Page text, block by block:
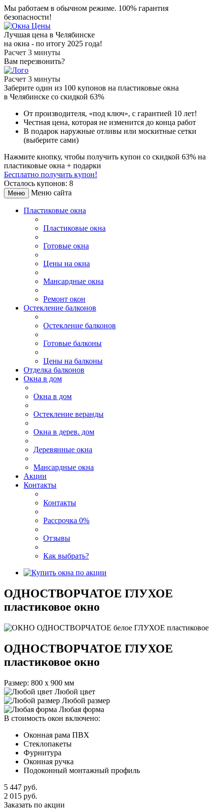
Мы работаем в обычном режиме. 100% гарантия
безопасности!
Лучшая цена в Челябинске
на окна - по итогу 2025 года!
Расчет 3 минуты
Вам перезвонить?
Расчет 3 минуты
Заберите один из 100 купонов на пластиковые окна
в Челябинске со скидкой 63%
От производителя, «под ключ», с гарантией 10 лет!
Честная цена, которая не изменится до конца работ
В подарок наружные отливы или москитные сетки
(выберите сами)
Нажмите кнопку, чтобы получить купон со скидкой 63% на
пластиковые окна + подарки
Бесплатно получить купон!
Осталось купонов: 8
Меню Меню сайта
Пластиковые окна
Пластиковые окна
Готовые окна
Цены на окна
Мансардные окна
Ремонт окон
Остекление балконов
Остекление балконов
Готовые балконы
Цены на балконы
Отделка балконов
Окна в дом
Окна в дом
Остекление веранды
Окна в дерев. дом
Деревянные окна
Мансардные окна
Акции
Контакты
Контакты
Рассрочка 0%
Отзывы
Как выбрать?
ОДНОСТВОРЧАТОЕ ГЛУХОЕ
пластиковое окно
ОДНОСТВОРЧАТОЕ ГЛУХОЕ
пластиковое окно
Размер: 800 x 900 мм
Любой цвет
Любой размер
Любая форма
В стоимость окон включено:
Оконная рама ПВХ
Стеклопакеты
Фурнитура
Оконная ручка
Подоконный монтажный профиль
5 447 руб.
2 015 руб.
Заказать по акции